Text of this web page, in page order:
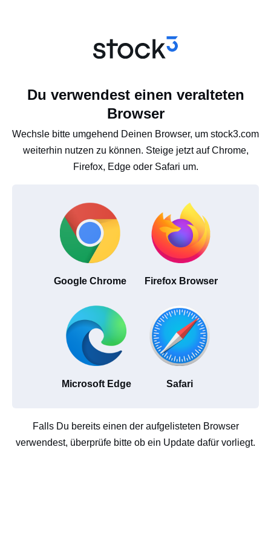
Du verwendest einen veralteten
Browser
Wechsle bitte umgehend Deinen Browser, um stock3.com
weiterhin nutzen zu können. Steige jetzt auf Chrome,
Firefox, Edge oder Safari um.
Google Chrome Firefox Browser
Microsoft Edge Safari
Falls Du bereits einen der aufgelisteten Browser
verwendest, überprüfe bitte ob ein Update dafür vorliegt.